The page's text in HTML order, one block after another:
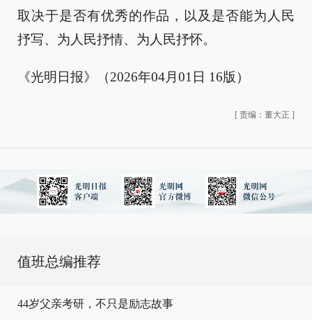
取决于是否有优秀的作品，以及是否能为人民
抒写、为人民抒情、为人民抒怀。
《光明日报》（2026年04月01日 16版）
[ 责编：董大正 ]
值班总编推荐
44岁父亲考研，不只是励志故事